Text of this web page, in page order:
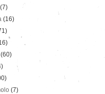
(7)
(16)
(60)
(7)